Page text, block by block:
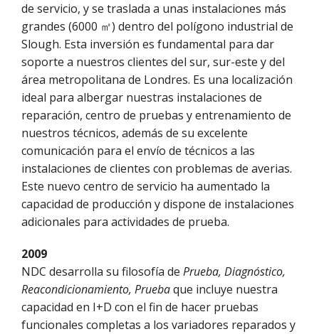
de servicio, y se traslada a unas instalaciones más
grandes (6000 ㎡) dentro del polígono industrial de
Slough. Esta inversión es fundamental para dar
soporte a nuestros clientes del sur, sur-este y del
área metropolitana de Londres. Es una localización
ideal para albergar nuestras instalaciones de
reparación, centro de pruebas y entrenamiento de
nuestros técnicos, además de su excelente
comunicación para el envío de técnicos a las
instalaciones de clientes con problemas de averias.
Este nuevo centro de servicio ha aumentado la
capacidad de producción y dispone de instalaciones
adicionales para actividades de prueba.
2009
NDC desarrolla su filosofía de Prueba, Diagnóstico,
Reacondicionamiento, Pruebaque incluye nuestra
capacidad en I+D con el fin de hacer pruebas
funcionales completas a los variadores reparados y